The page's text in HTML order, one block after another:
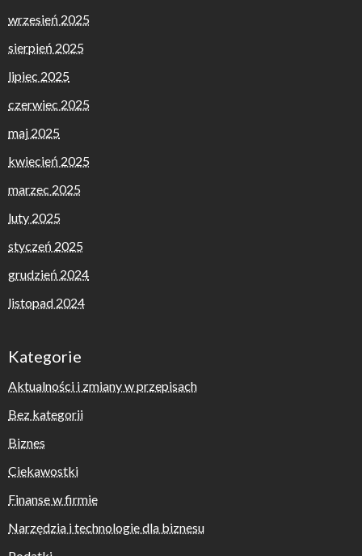
wrzesień 2025
sierpień 2025
lipiec 2025
czerwiec 2025
maj 2025
kwiecień 2025
marzec 2025
luty 2025
styczeń 2025
grudzień 2024
listopad 2024
Kategorie
Aktualności i zmiany w przepisach
Bez kategorii
Biznes
Ciekawostki
Finanse w firmie
Narzędzia i technologie dla biznesu